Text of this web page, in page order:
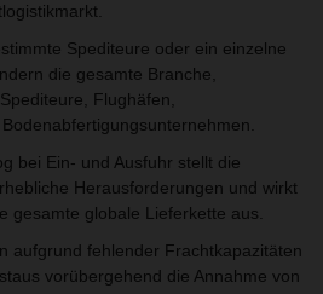
Spediteure oder ein einzelne
die gesamte Branche,
Flughäfen,
bei Ein- und Ausfuhr stellt die
Herausforderungen und wirkt
gesamte globale Lieferkette aus.
aufgrund fehlender Frachtkapazitäten
vorübergehend die Annahme von